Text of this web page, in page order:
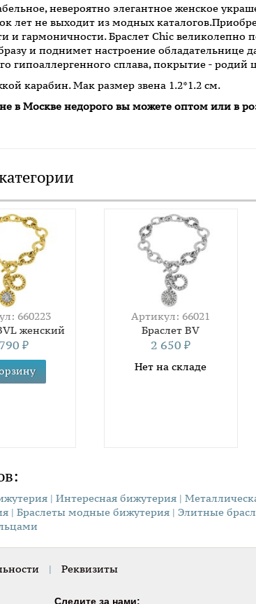
невероятно элегантное женское
лет не выходит из модных
и гармоничности. Браслет Chic великолепно
и поднимет настроение обладательнице
гипоаллергенного сплава, покрытие - родий
карабин. Мак размер звена 1.2*1.2 см.
в Москве недорого вы можете оптом или в
660223
женский
₽
Артикул: 66021
Браслет BV
2 650₽
Нет на складе
| Интересная бижутерия |
| Браслеты модные бижутерия | Элитные
| Реквизиты
Следите за нами: